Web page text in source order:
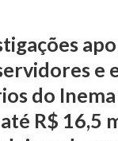
e
do
R$ 16,5